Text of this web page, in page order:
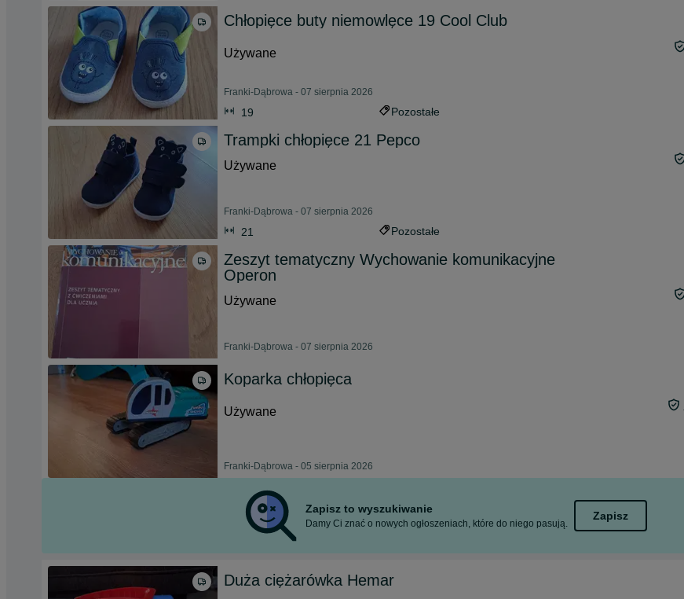
Chłopięce buty niemowlęce 19 Cool Club
Używane
Franki-Dąbrowa - 07 sierpnia 2026
19 Pozostałe
Trampki chłopięce 21 Pepco
Używane
Franki-Dąbrowa - 07 sierpnia 2026
21 Pozostałe
Zeszyt tematyczny Wychowanie komunikacyjne
Operon
Używane
Franki-Dąbrowa - 07 sierpnia 2026
Koparka chłopięca
Używane
Franki-Dąbrowa - 05 sierpnia 2026
Zapisz to wyszukiwanie
Damy Ci znać o nowych ogłoszeniach, które do niego pasują.
Zapisz
Duża ciężarówka Hemar